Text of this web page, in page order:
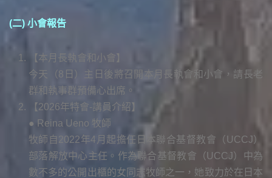
(二) 小會報告
【本月長執會和小會】
今天（8日）主日後將召開本月長執會和小會，請長老
群和執事群預備心出席。
【2026年特會-講員介紹】
● Reina Ueno 牧師
牧師自2022年4月起擔任日本聯合基督教會（UCCJ）
部落解放中心主任。作為聯合基督教會（UCCJ）中為
數不多的公開出櫃的女同志牧師之一，她致力於在日本